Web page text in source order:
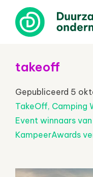
takeoff
Gepubliceerd 5
TakeOff, Camping
Event winnaars
KampeerAwards